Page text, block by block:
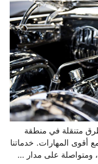
متنقلة في منطقة
أقوى المهارات. خدماتنا
ومتواصلة على مدار …